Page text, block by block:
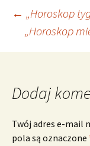
wpisu
← „Horoskop
„Horoskop
Dodaj
Twój adres e-mail
pola są oznaczone